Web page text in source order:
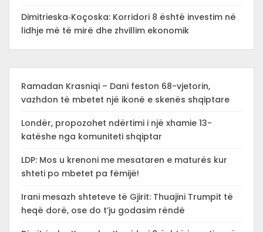
Dimitrieska‑Koçoska: Korridori 8 është investim në
lidhje më të mirë dhe zhvillim ekonomik
Ramadan Krasniqi – Dani feston 68-vjetorin,
vazhdon të mbetet një ikonë e skenës shqiptare
Londër, propozohet ndërtimi i një xhamie 13-
katëshe nga komuniteti shqiptar
LDP: Mos u krenoni me mesataren e maturës kur
shteti po mbetet pa fëmijë!
Irani mesazh shteteve të Gjirit: Thuajini Trumpit të
heqë dorë, ose do t’ju godasim rëndë